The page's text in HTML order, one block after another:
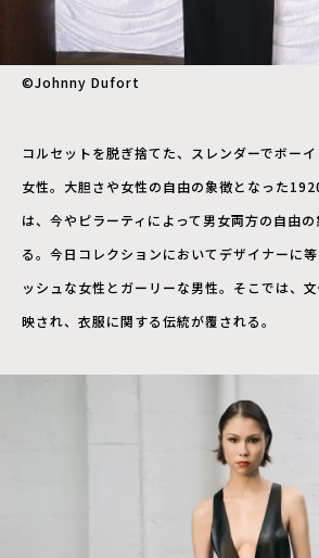
©︎Johnny Dufort
コルセットを脱ぎ捨てた、スレンダーでボー
女性。大胆さや女性の自由の象徴となった
は、今やピラーティによって男女両方の自由
る。今日コレクションにおいてデザイナーに
ッシュな女性とガーリーな男性。そこでは、
映され、衣服に関する伝統が覆される。